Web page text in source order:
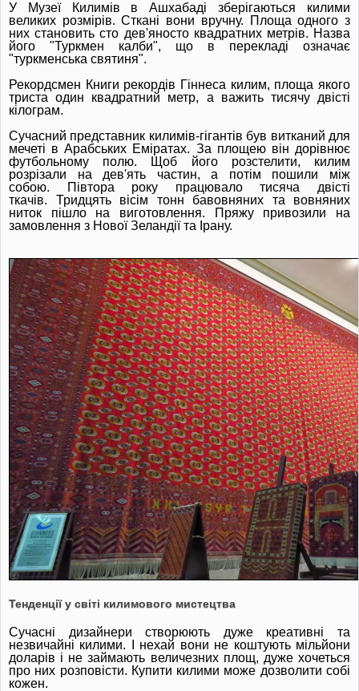
У Музеї Килимів в Ашхабаді зберігаються килими
великих розмірів.Сткані вони вручну.
Площа одного з
них становить сто дев'яносто квадратних метрів. Назва
його "Туркмен калби", що в перекладі означає
"туркменська святиня".
Рекордсмен Книги рекордів Гіннеса килим, площа якого
триста один квадратний метр, а важить тисячу двісті
кілограм.
Сучасний представник килимів-гігантів був витканий для
мечеті в Арабських Еміратах. За площею він дорівнює
футбольному полю.
Щоб його розстелити, килим
розрізали на дев'ять частин, а потім пошили між
собою.
Півтора року працювало тисяча двісті
ткачів. Тридцять вісім тонн бавовняних та вовняних
ниток пішло на виготовлення.
Пряжу привозили на
замовлення з Нової Зеландії та Ірану.
Тенденції у світі килимового мистецтва
Сучасні дизайнери створюють дуже креативні та
незвичайні килими.
І нехай вони не коштують мільйони
доларів і не займають величезних площ, дуже хочеться
про них розповісти. Купити килими може дозволити собі
кожен.